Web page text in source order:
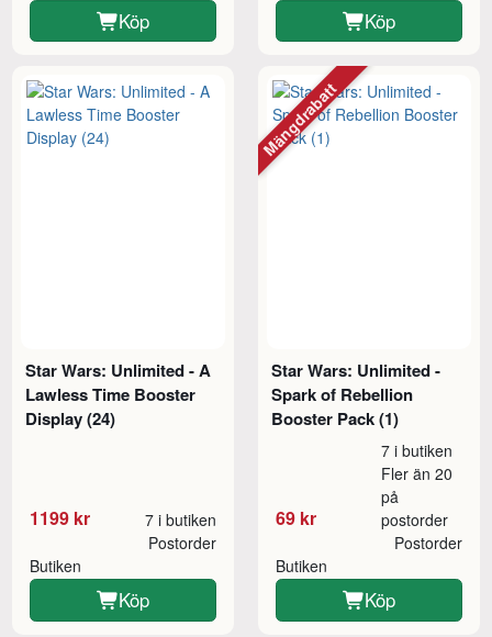
Köp Köp
Star Wars: Unlimited - A
Lawless Time Booster
Display (24)
1199 kr 7 i butiken
Butiken
Postorder
Köp
Star Wars: Unlimited -
Spark of Rebellion
Booster Pack (1)
69 kr
7 i butiken
Fler än 20
på
postorder
Butiken
Postorder
Köp
Mängdrabatt